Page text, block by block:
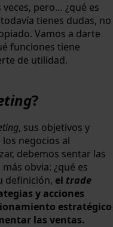
pero… ¿qué es
todavía tienes dudas, no
Vamos a darte
funciones tiene
de utilidad.
?
, sus objetivos y
negocios al
debemos sentar las
obvia: ¿qué es
definición, el trade
y acciones
estratégico
las ventas.